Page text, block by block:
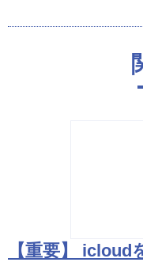
【重要】 icloud